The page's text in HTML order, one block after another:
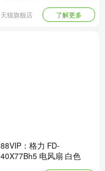
天猫旗舰店 了解更多
88VIP：格力 FD-
40X77Bh5 电风扇 白色